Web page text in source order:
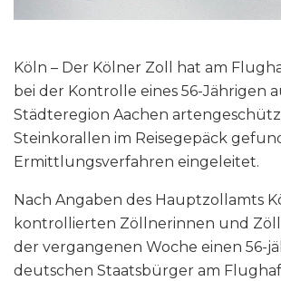
Köln – Der Kölner Zoll hat am
bei der Kontrolle eines 56-Jährigen
Städteregion Aachen
Steinkorallen im Reisegepäck
Ermittlungsverfahren eingeleitet.
Nach Angaben des Hauptzollamts
kontrollierten Zöllnerinnen und
der vergangenen Woche einen 56-
deutschen Staatsbürger am